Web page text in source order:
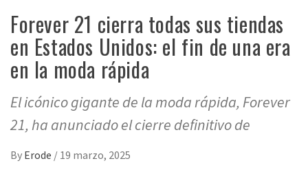
Forever 21 cierra todas sus tiendas
en Estados Unidos: el fin de una era
en la moda rápida
El icónico gigante de la moda rápida, Forever
21, ha anunciado el cierre definitivo de
By Erode / 19 marzo, 2025